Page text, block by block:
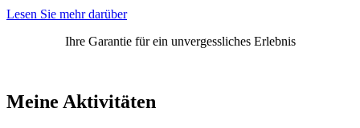
Lesen Sie mehr darüber
Ihre Garantie für ein unvergessliches Erlebnis
Meine Aktivitäten